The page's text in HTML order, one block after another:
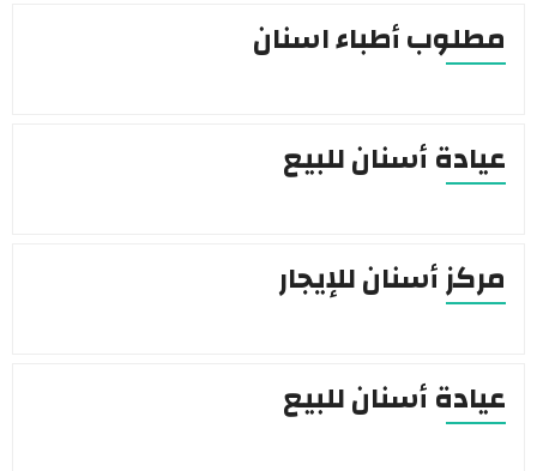
مطلوب أطباء اسنان
عيادة أسنان للبيع
مركز أسنان للإيجار
عيادة أسنان للبيع